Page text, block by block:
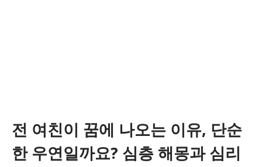
전 여친이 꿈에 나오는 이유, 단순
한 우연일까요? 심층 해몽과 심리